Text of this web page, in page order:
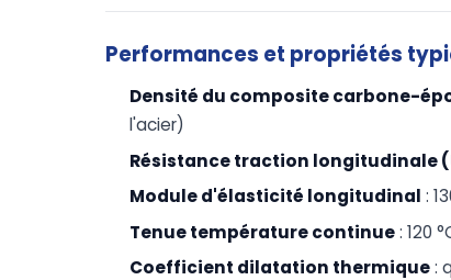
Performances et propriétés
Densité du composite carbone-
l'acier)
Résistance traction longitudinale
Module d'élasticité longitudinal :
Tenue température continue: 120
Coefficient dilatation thermique: